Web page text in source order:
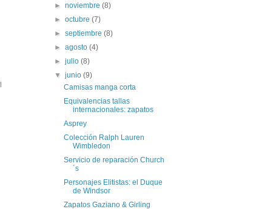
►noviembre(8)
►octubre(7)
►septiembre(8)
►agosto(4)
►julio(8)
▼junio(9)
Camisas manga corta
Equivalencias tallas
internacionales: zapatos
Asprey
Colección Ralph Lauren
Wimbledon
Servicio de reparación Church
´s
Personajes Elitistas: el Duque
de Windsor
Zapatos Gaziano & Girling